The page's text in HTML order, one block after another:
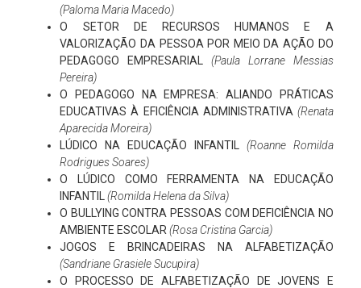
(Paloma Maria Macedo)
O SETOR DE RECURSOS HUMANOS E A
VALORIZAÇÃO DA PESSOA POR MEIO DA AÇÃO DO
PEDAGOGO EMPRESARIAL
(Paula Lorrane Messias
Pereira)
O PEDAGOGO NA EMPRESA: ALIANDO PRÁTICAS
EDUCATIVAS À EFICIÊNCIA ADMINISTRATIVA (Renata
Aparecida Moreira)
LÚDICO NA EDUCAÇÃO INFANTIL
(Roanne Romilda
Rodrigues Soares)
O LÚDICO COMO FERRAMENTA NA EDUCAÇÃO
INFANTIL
(Romilda Helena da Silva)
O BULLYING CONTRA PESSOAS COM DEFICIÊNCIA NO
AMBIENTE ESCOLAR (Rosa Cristina Garcia)
JOGOS E BRINCADEIRAS NA ALFABETIZAÇÃO
(Sandriane Grasiele Sucupira)
O PROCESSO DE ALFABETIZAÇÃO DE JOVENS E